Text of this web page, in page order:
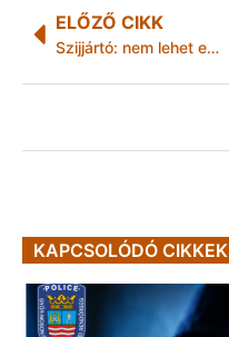
ELŐZŐ CIKK
Szijjártó: nem lehet elvenni EU-forrásokat a migrációval kapcsolatos véleménykülönbség miatt
KAPCSOLÓDÓ CIKKEK